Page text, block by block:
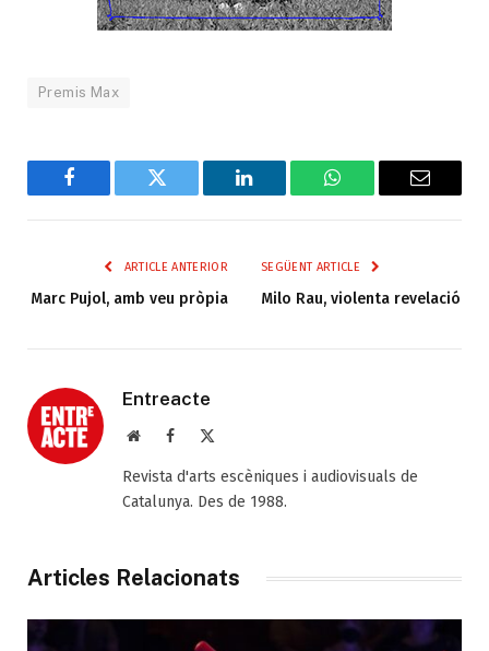
Premis Max
Facebook Twitter LinkedIn WhatsAppEmail
ARTICLE ANTERIOR
Marc Pujol, amb veu pròpia
SEGÜENT ARTICLE
Milo Rau, violenta revelació
Entreacte
Web Facebook
Revista d'arts escèniques i audiovisuals de
Catalunya. Des de 1988.
Articles Relacionats